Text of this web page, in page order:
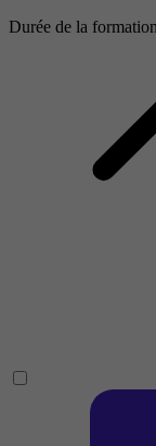
Durée de la formation